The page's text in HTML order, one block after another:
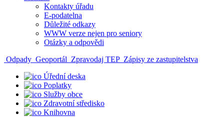
Kontakty úřadu
E-podatelna
Důležité odkazy
WWW verze nejen pro seniory
Otázky a odpovědi
Odpady Geoportál Zpravodaj TEP Zápisy ze zastupitelstva
Úřední deska
Poplatky
Služby obce
Zdravotní středisko
Knihovna